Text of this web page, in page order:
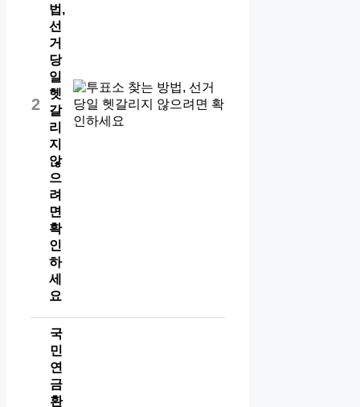
2
법,
선
거
당
일
헷
갈
리
지
않
으
려
면
확
인
하
세
요
국
민
연
금
환